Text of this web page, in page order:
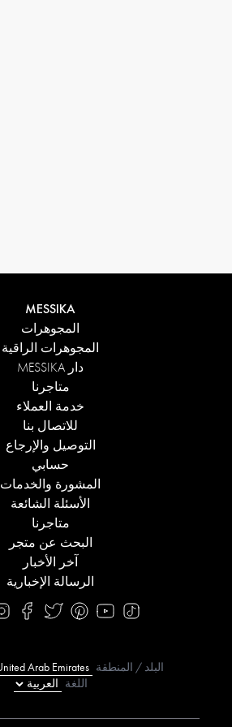
MESSIKA
المجوهرات
المجوهرات الراقية
دار MESSIKA
متاجرنا
خدمة العملاء
للاتصال بنا
التوصيل والإرجاع
حسابي
المشورة والخدمات
الأسئلة الشائعة
متاجرنا
البحث عن متجر
آخر الأخبار
الرسالة الإخبارية
البلد / المنطقة
اللغة